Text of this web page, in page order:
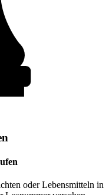
oder Lebensmitteln in